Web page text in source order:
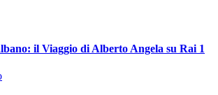
il Viaggio di Alberto Angela su Rai 1